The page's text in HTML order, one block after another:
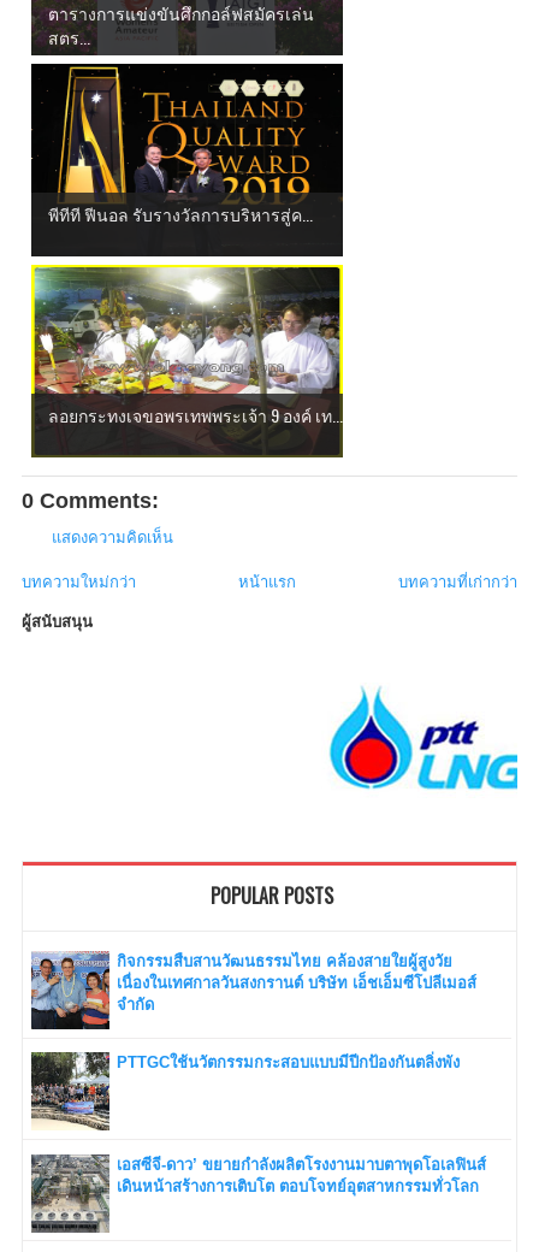
ตารางการแข่งขันศึกกอล์ฟสมัครเล่น
สตร...
พีทีที ฟีนอล รับรางวัลการบริหารสู่ค...
ลอยกระทงเจขอพรเทพพระเจ้า 9 องค์ เท...
0 Comments:
แสดงความคิดเห็น
บทความใหม่กว่า บทความที่เก่ากว่า
หน้าแรก
ผู้สนับสนุน
POPULAR POSTS
กิจกรรมสืบสานวัฒนธรรมไทย คล้องสายใยผู้สูงวัย
เนื่องในเทศกาลวันสงกรานต์ บริษัท เอ็ชเอ็มซีโปลีเมอส์
จำกัด
PTTGCใช้นวัตกรรมกระสอบแบบมีปีกป้องกันตลิ่งพัง
เอสซีจี-ดาว’ ขยายกำลังผลิตโรงงานมาบตาพุดโอเลฟินส์
เดินหน้าสร้างการเติบโต ตอบโจทย์อุตสาหกรรมทั่วโลก